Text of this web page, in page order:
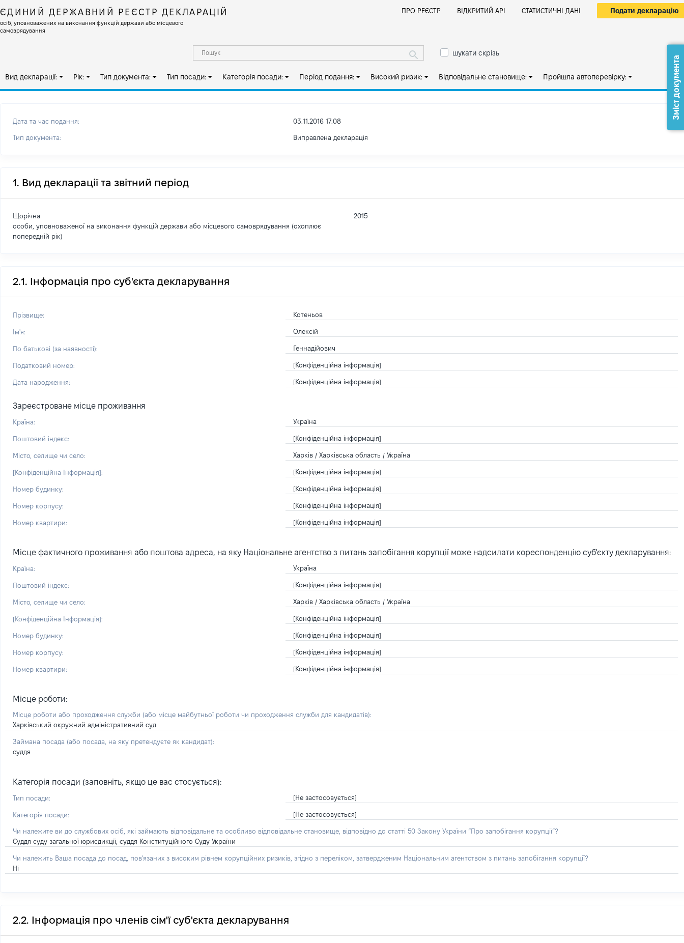
ЄДИНИЙ ДЕРЖАВНИЙ РЕЄСТР ДЕКЛАРАЦІЙ
осіб, уповноважених на виконання функцій держави або місцевого
самоврядування
ПРО РЕЄСТР ВІДКРИТИЙ АРІ СТАТИСТИЧНІ ДАНІ Подати декларацію
шукати скрізь
Вид декларації: Рік: Тип документа: Тип посади: Категорія посади: Період подання: Високий ризик: Відповідальне становище: Пройшла автоперевірку:
Дата та час подання: 03.11.2016 17:08
Тип документа: Виправлена декларація
1. Вид декларації та звітний період
Щорічна
особи, уповноваженої на виконання функцій держави або місцевого самоврядування (охоплює
попередній рік)
2015
2.1. Інформація про суб'єкта декларування
Прізвище: Котеньов
Ім'я: Олексій
По батькові (за наявності): Геннадійович
Податковий номер: [Конфіденційна інформація]
Дата народження: [Конфіденційна інформація]
Зареєстроване місце проживання
Країна: Україна
Поштовий індекс: [Конфіденційна інформація]
Місто, селище чи село: Харків / Харківська область / Україна
[Конфіденційна Інформація]: [Конфіденційна інформація]
Номер будинку: [Конфіденційна інформація]
Номер корпусу: [Конфіденційна інформація]
Номер квартири: [Конфіденційна інформація]
Місце фактичного проживання або поштова адреса, на яку Національне агентство з питань запобігання корупції може надсилати кореспонденцію суб'єкту декларування:
Країна: Україна
Поштовий індекс: [Конфіденційна інформація]
Місто, селище чи село: Харків / Харківська область / Україна
[Конфіденційна Інформація]: [Конфіденційна інформація]
Номер будинку: [Конфіденційна інформація]
Номер корпусу: [Конфіденційна інформація]
Номер квартири: [Конфіденційна інформація]
Місце роботи:
Місце роботи або проходження служби (або місце майбутньої роботи чи проходження служби для кандидатів):
Харківський окружний адміністративний суд
Займана посада (або посада, на яку претендуєте як кандидат):
суддя
Категорія посади (заповніть, якщо це вас стосується):
Тип посади: [Не застосовується]
Категорія посади: [Не застосовується]
Чи належите ви до службових осіб, які займають відповідальне та особливо відповідальне становище, відповідно до статті 50 Закону України “Про запобігання корупції”?
Суддя суду загальної юрисдикції, суддя Конституційного Суду України
Чи належить Ваша посада до посад, пов'язаних з високим рівнем корупційних ризиків, згідно з переліком, затвердженим Національним агентством з питань запобігання корупції?
Ні
2.2. Інформація про членів сім'ї суб'єкта декларування
Зміст документа